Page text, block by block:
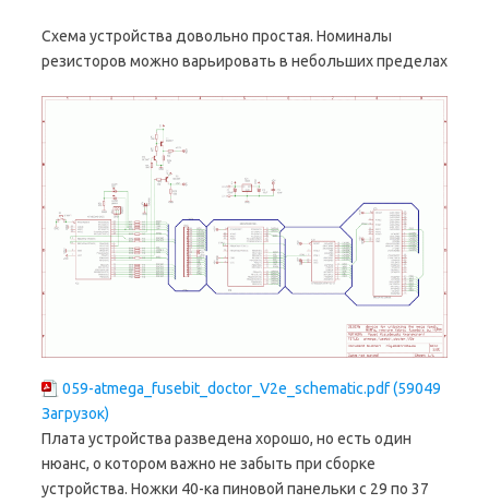
Схема устройства довольно простая. Номиналы
резисторов можно варьировать в небольших пределах
059-atmega_fusebit_doctor_V2e_schematic.pdf (59049
Загрузок)
Плата устройства разведена хорошо, но есть один
нюанс, о котором важно не забыть при сборке
устройства. Ножки 40-ка пиновой панельки с 29 по 37